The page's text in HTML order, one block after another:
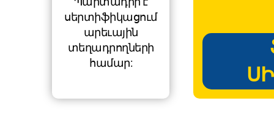
սերտիֆիկացում
արեւային
տեղադրողների
համար: